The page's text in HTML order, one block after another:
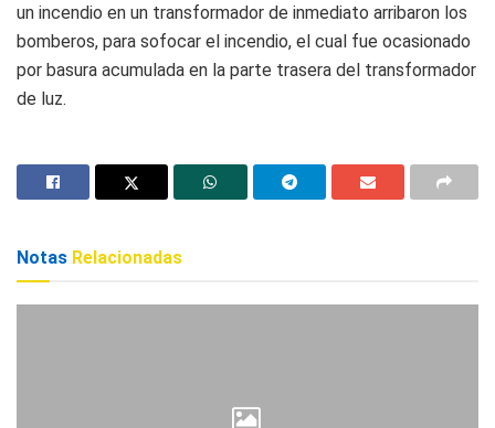
un incendio en un transformador de inmediato arribaron los
bomberos, para sofocar el incendio, el cual fue ocasionado
por basura acumulada en la parte trasera del transformador
de luz.
Notas Relacionadas